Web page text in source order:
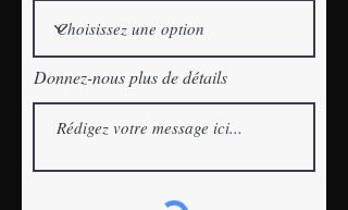
Donnez-nous plus de détails